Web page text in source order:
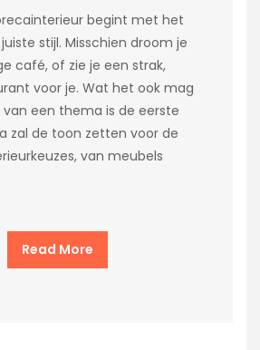
begint met het
stijl. Misschien droom je
café, of zie je een strak,
voor je. Wat het ook mag
van een thema is de eerste
zal de toon zetten voor de
van meubels
Read More